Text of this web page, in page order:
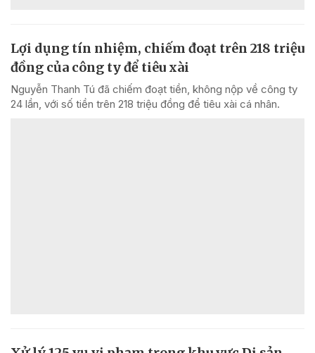
Lợi dụng tín nhiệm, chiếm đoạt trên 218 triệu
đồng của công ty để tiêu xài
Nguyễn Thanh Tú đã chiếm đoạt tiền, không nộp về công ty
24 lần, với số tiền trên 218 triệu đồng để tiêu xài cá nhân.